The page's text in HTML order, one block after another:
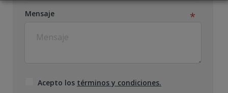
Mensaje
Acepto los términos y condiciones.